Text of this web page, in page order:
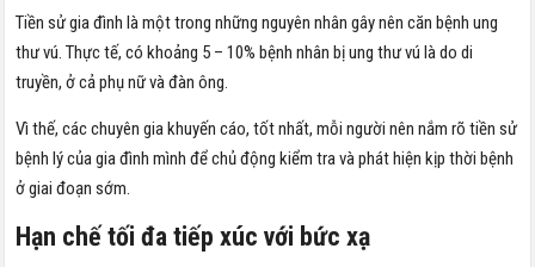
Tiền sử gia đình là một trong những nguyên nhân gây nên căn bệnh ung
thư vú. Thực tế, có khoảng 5 – 10% bệnh nhân bị ung thư vú là do di
truyền, ở cả phụ nữ và đàn ông.
Vì thế, các chuyên gia khuyến cáo, tốt nhất, mỗi người nên nắm rõ tiền sử
bệnh lý của gia đình mình để chủ động kiểm tra và phát hiện kịp thời bệnh
ở giai đoạn sớm.
Hạn chế tối đa tiếp xúc với bức xạ